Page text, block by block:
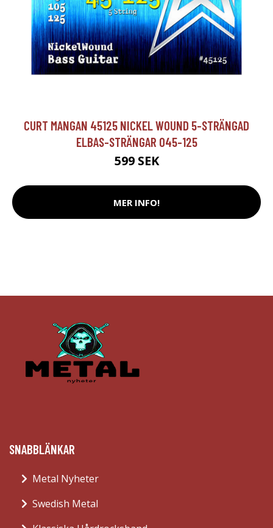
CURT MANGAN 45125 NICKEL WOUND 5-STRÄNGAD
ELBAS-STRÄNGAR 045-125
599 SEK
MER INFO!
SNABBLÄNKAR
Metal Nyheter
Swedish Metal